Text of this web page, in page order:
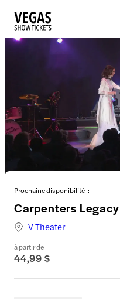
Prochaine disponibilité :
Carpenters Legacy
V Theater
à partir de
44,99 $